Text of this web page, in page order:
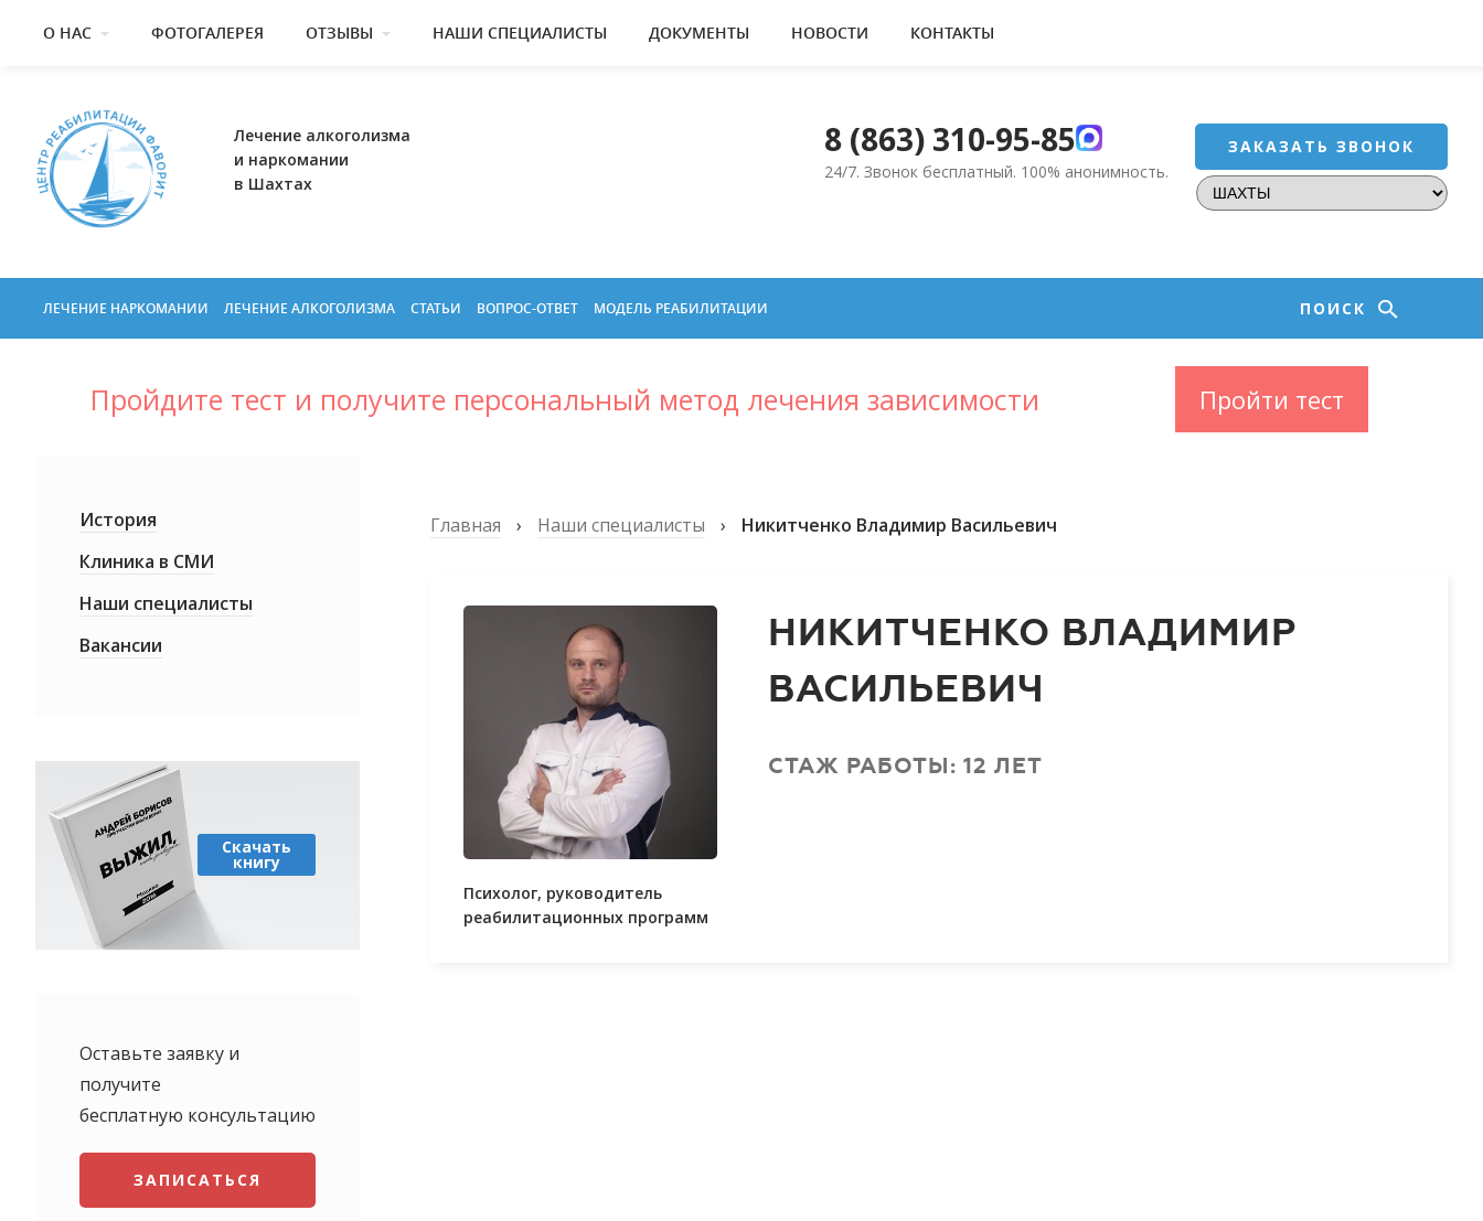
О НАС ФОТОГАЛЕРЕЯ ОТЗЫВЫ НАШИ СПЕЦИАЛИСТЫ ДОКУМЕНТЫ НОВОСТИ КОНТАКТЫ
Лечение алкоголизма
и наркомании
в Шахтах
8 (863) 310-95-85
24/7. Звонок бесплатный. 100% анонимность.
ЗАКАЗАТЬ ЗВОНОК
ЛЕЧЕНИЕ НАРКОМАНИИ ЛЕЧЕНИЕ АЛКОГОЛИЗМА СТАТЬИ ВОПРОС-ОТВЕТ МОДЕЛЬ РЕАБИЛИТАЦИИ ПОИСК
Пройдите тест и получите персональный метод лечения зависимости Пройти тест
Главная › Наши специалисты › Никитченко Владимир Васильевич
Психолог, руководитель
реабилитационных программ
НИКИТЧЕНКО ВЛАДИМИР
ВАСИЛЬЕВИЧ
СТАЖ РАБОТЫ: 12 ЛЕТ
История
Клиника в СМИ
Наши специалисты
Вакансии
Скачать
книгу
Оставьте заявку и
получите
бесплатную консультацию
ЗАПИСАТЬСЯ